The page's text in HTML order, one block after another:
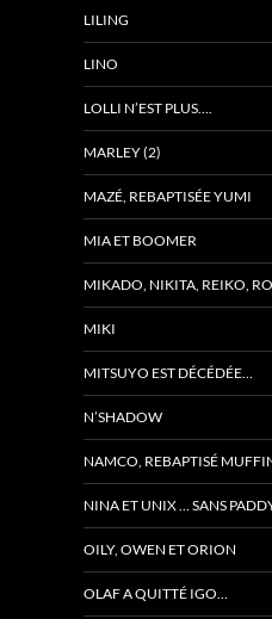
LILING
LINO
LOLLI N’EST PLUS….
MARLEY (2)
MAZÉ, REBAPTISÉE YUMI
MIA ET BOOMER
MIKADO, NIKITA, REIKO,
MIKI
MITSUYO EST DÉCÉDÉE…
N’SHADOW
NAMCO, REBAPTISÉ
NINA ET UNIX … SANS
OILY, OWEN ET ORION
OLAF A QUITTÉ IGO…